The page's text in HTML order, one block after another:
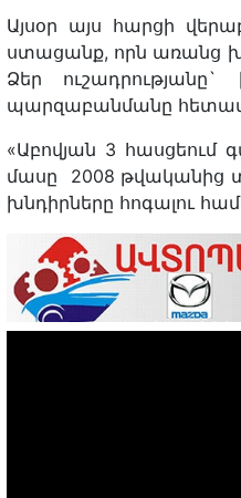
Այսօր այս հարցի
ստացանք, որն առանց
Ձեր
պարզաբանմանը
«Աբովյան 3 հասցեում
մասը 2008 թվականից
խնդիրները հոգալու